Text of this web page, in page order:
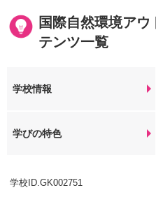
国際自然環境ア
テンツ一覧
学校情報
学びの特色
学校ID.GK002751